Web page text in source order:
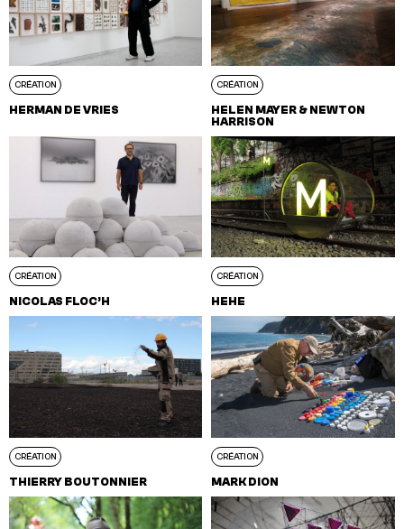
CRÉATION
HERMAN DE VRIES
CRÉATION
HELEN MAYER & NEWTON
HARRISON
CRÉATION
NICOLAS FLOC’H
CRÉATION
HEHE
CRÉATION
THIERRY BOUTONNIER
CRÉATION
MARK DION